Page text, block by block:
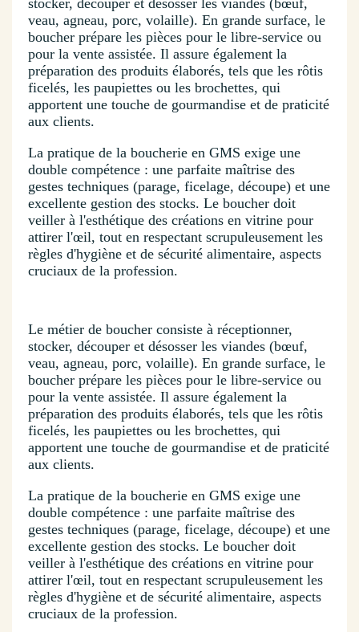
veau, agneau, porc, volaille). En grande surface, le
boucher prépare les pièces pour le libre-service ou
pour la vente assistée. Il assure également la
préparation des produits élaborés, tels que les rôtis
ficelés, les paupiettes ou les brochettes, qui
apportent une touche de gourmandise et de praticité
aux clients.
La pratique de la boucherie en GMS exige une
double compétence : une parfaite maîtrise des
gestes techniques (parage, ficelage, découpe) et une
excellente gestion des stocks. Le boucher doit
veiller à l'esthétique des créations en vitrine pour
attirer l'œil, tout en respectant scrupuleusement les
règles d'hygiène et de sécurité alimentaire, aspects
cruciaux de la profession.
Le métier de boucher consiste à réceptionner,
stocker, découper et désosser les viandes (bœuf,
veau, agneau, porc, volaille). En grande surface, le
boucher prépare les pièces pour le libre-service ou
pour la vente assistée. Il assure également la
préparation des produits élaborés, tels que les rôtis
ficelés, les paupiettes ou les brochettes, qui
apportent une touche de gourmandise et de praticité
aux clients.
La pratique de la boucherie en GMS exige une
double compétence : une parfaite maîtrise des
gestes techniques (parage, ficelage, découpe) et une
excellente gestion des stocks. Le boucher doit
veiller à l'esthétique des créations en vitrine pour
attirer l'œil, tout en respectant scrupuleusement les
règles d'hygiène et de sécurité alimentaire, aspects
cruciaux de la profession.